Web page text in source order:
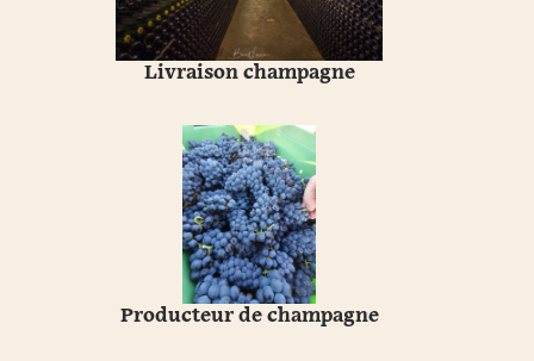
Livraison champagne
Producteur de champagne